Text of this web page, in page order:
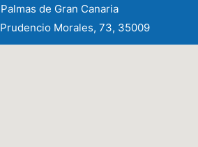
de Gran Canaria
Morales, 73, 35009